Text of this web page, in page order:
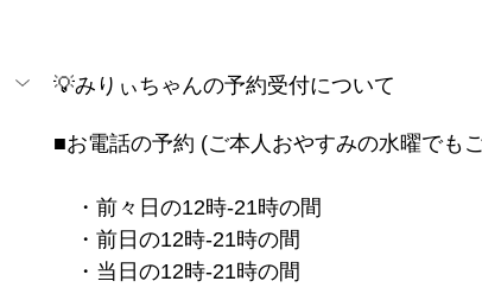
💡みりぃちゃんの予約受付について
■お電話の予約 (ご本人おやすみの水曜でも
・前々日の12時-21時の間
・前日の12時-21時の間
・当日の12時-21時の間